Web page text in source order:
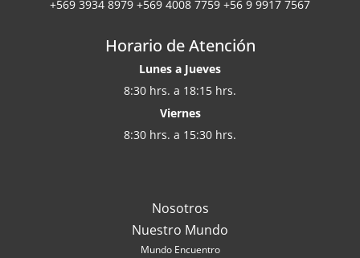
+569 3934 8979 +569 4008 7759 +56 9 9917 7567
Horario de Atención
Lunes a Jueves
8:30 hrs. a 18:15 hrs.
Viernes
8:30 hrs. a 15:30 hrs.
Nosotros
Nuestro Mundo
Mundo Encuentro